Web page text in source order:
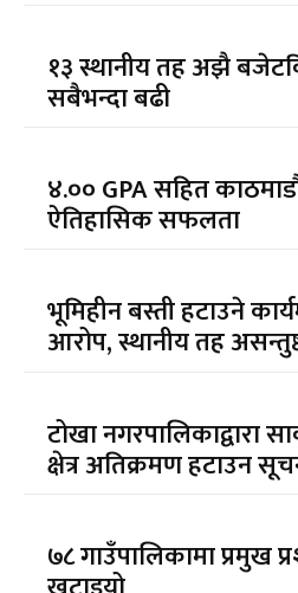
१३ स्थानीय तह अझै
सबैभन्दा बढी
४.०० GPA सहित
ऐतिहासिक सफलता
भूमिहीन बस्ती हटाउने
आरोप, स्थानीय तह
टोखा नगरपालिकाद्वारा
क्षेत्र अतिक्रमण हटाउन
७८ गाउँपालिकामा प्रमुख